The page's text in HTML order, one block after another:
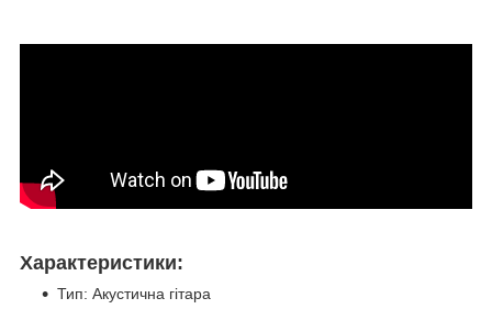
Характеристики:
Тип: Акустична гітара